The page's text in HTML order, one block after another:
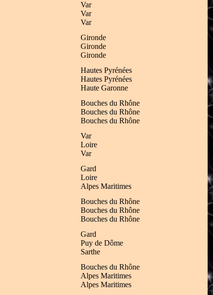
Var
Var
Var
Gironde
Gironde
Gironde
Hautes Pyrénées
Hautes Pyrénées
Haute Garonne
Bouches du Rhône
Bouches du Rhône
Bouches du Rhône
Var
Loire
Var
Gard
Loire
Alpes Maritimes
Bouches du Rhône
Bouches du Rhône
Bouches du Rhône
Gard
Puy de Dôme
Sarthe
Bouches du Rhône
Alpes Maritimes
Alpes Maritimes